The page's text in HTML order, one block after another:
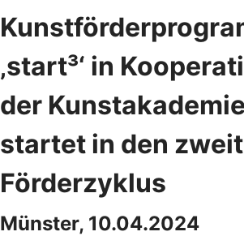
‚start³‘ in
der
startet in den
Förderzyklus
Münster, 10.04.2024